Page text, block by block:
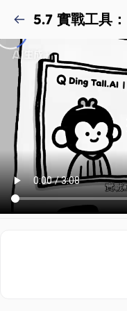
5.7 實戰工具：